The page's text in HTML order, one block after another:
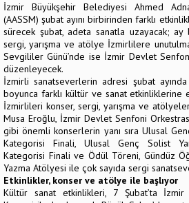
İzmir Büyükşehir Belediyesi Ahmed
(AASSM) şubat ayını birbirinden farklı
sürecek şubat, adeta sanatla uzayacak; ay
sergi, yarışma ve atölye İzmirlilere
Sevgililer Günü’nde ise İzmir Devlet
düzenleyecek.
İzmirli sanatseverlerin adresi şubat
boyunca farklı kültür ve sanat etkinliklerine
İzmirlileri konser, sergi, yarışma ve
Musa Eroğlu, İzmir Devlet Senfoni
gibi önemli konserlerin yanı sıra Ulusal
Kategorisi Finali, Ulusal Genç Solist
Kategorisi Finali ve Ödül Töreni, Gündüz
Yazma Atölyesi ile çok sayıda sergi
Etkinlikler, konser ve atölye ile başlıyor
Kültür sanat etkinlikleri, 7 Şubat’ta İzmir